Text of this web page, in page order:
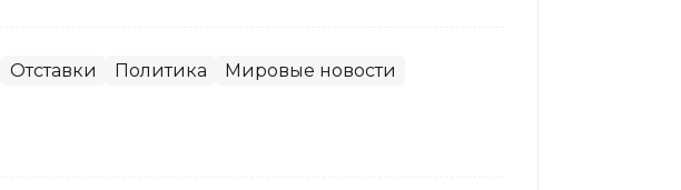
Отставки Политика Мировые новости